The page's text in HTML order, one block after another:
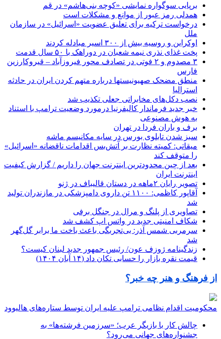
برپایی سوگواره نمایشی «کوچه بنی‌هاشم» در قم
همدلی رمز عبور از موانع و مشکلات است
درخواست ترکیه برای تعلیق عضویت «اسرائیل» در سازمان
ملل
اوکراین و روسیه بیش از ۳۰۰ اسیر مبادله کردند
پخت غذای نذری نیمه شعبان در دوراهک با ۵۰ سال قدمت
۳ مصدوم و ۲ فوتی در تصادف محور فیروزآباد – قیروکارزین
فارس
منطق مضحک صهیونیستها درباره متهم کردن ایران در حادثه
استرالیا
نصب دکل‌های مخابراتی جعلی تکذیب شد
خبر جدید فرماندار کالیفرنیا درمورد وضعیت ترامپ با استناد
به هوش مصنوعی
برف و باران فردا در تهران
سبز شدن تابلوی بورس در سایه مکانیسم ماشه
میقاتی: کمیته نظارت بر آتش‌بس اقدامات ناقضانه «اسرائیل»
را متوقف کند
بعد از چین محدودترین اینترنت جهان را داریم / گزارش کیفیت
اینترنت ایران
تصویر رایان ۲ماهه در دستان قالیباف در ژنو
آقاپور کاظمی: ۱۱۰۰ تن داروی دامپزشکی در مازندران تولید
شد
تصاویری از پلنگ و مرال در جنگل برفی
شکاف امنیتی جدید در واتس اپ کشف شد
سرمربی شمس آذر: بی‌تجربگی باعث باخت ما برابر گل‌گهر
شد
زندگینامه ژوزف عون/ رئیس جمهور جدید لبنان کیست؟
قیمت نقره بازار را حسابی تکان داد (۱۴ آبان ۱۴۰۴)
از فرهنگ و هنر چه خبر؟
محکومیت اقدام نظامی ترامپ علیه ایران توسط ستاره‌های هالیوود
چالش کار با بازیگر عرب؛ «سرزمین فرشته‌ها» به
جشنواره‌های جهانی می‌رود؟